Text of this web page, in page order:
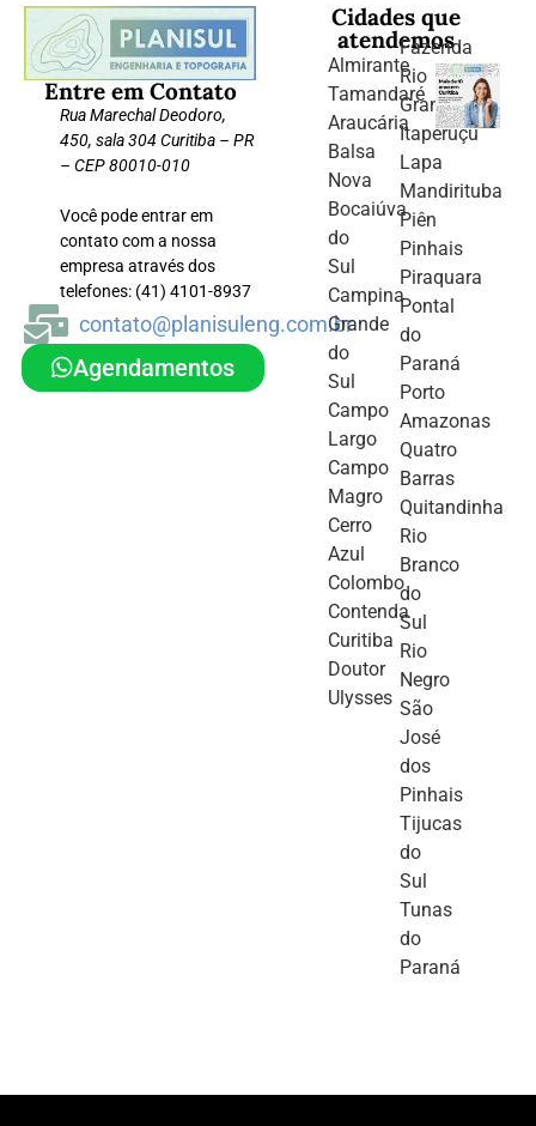
Entre em Contato
Rua Marechal Deodoro,
450, sala 304 Curitiba – PR
– CEP 80010-010
Você pode entrar em
contato com a nossa
empresa através dos
telefones: (41) 4101-8937
contato@planisuleng.com.br
Agendamentos
Cidades que
atendemos
Almirante
Tamandaré
Araucária
Balsa
Nova
Bocaiúva
do
Sul
Campina
Grande
do
Sul
Campo
Largo
Campo
Magro
Cerro
Azul
Colombo
Contenda
Curitiba
Doutor
Ulysses
Fazenda
Rio
Grande
Itaperuçu
Lapa
Mandirituba
Piên
Pinhais
Piraquara
Pontal
do
Paraná
Porto
Amazonas
Quatro
Barras
Quitandinha
Rio
Branco
do
Sul
Rio
Negro
São
José
dos
Pinhais
Tijucas
do
Sul
Tunas
do
Paraná